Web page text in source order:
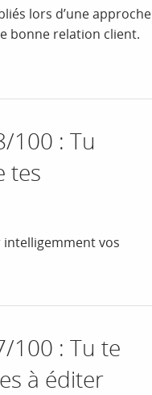
lors d’une approche
bonne relation client.
100 : Tu
tes
vos
100 : Tu te
à éditer